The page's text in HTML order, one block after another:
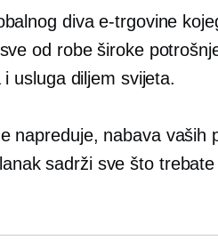
diva e-trgovine
od robe široke
usluga diljem svijeta.
napreduje, nabava vaših
sadrži sve što